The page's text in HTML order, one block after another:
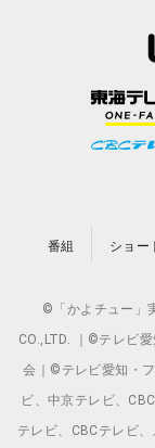
番組 ショー
©「かよチュー」
CO.,LTD. ｜©テレビ
会｜©テレビ愛知・
ビ、中京テレビ、
テレビ、CBCテレビ